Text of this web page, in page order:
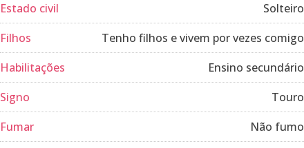
Estado civil
Solteiro
Filhos
Tenho filhos e vivem por vezes comigo
Habilitações
Ensino secundário
Signo
Touro
Fumar
Não fumo